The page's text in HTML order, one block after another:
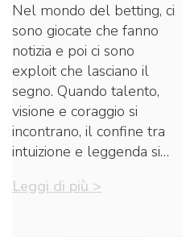
Nel mondo del betting, ci
sono giocate che fanno
notizia e poi ci sono
exploit che lasciano il
segno. Quando talento,
visione e coraggio si
incontrano, il confine tra
intuizione e leggenda si…
Leggi di più >